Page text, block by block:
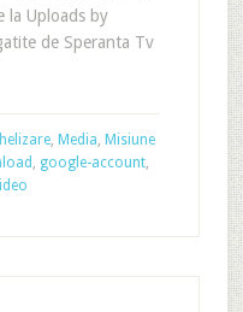
la Uploads by
de Speranta Tv
, Media, Misiune
, google-account,